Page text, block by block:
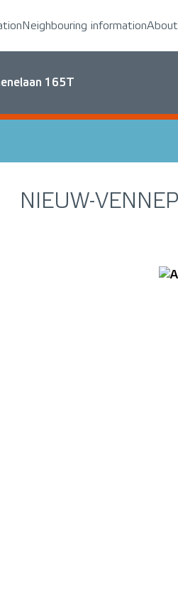
Neighbouring information
165T
NIEUW-VENNEP